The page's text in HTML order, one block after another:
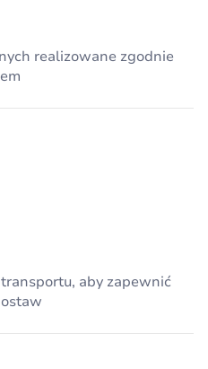
realizowane zgodnie
aby zapewnić